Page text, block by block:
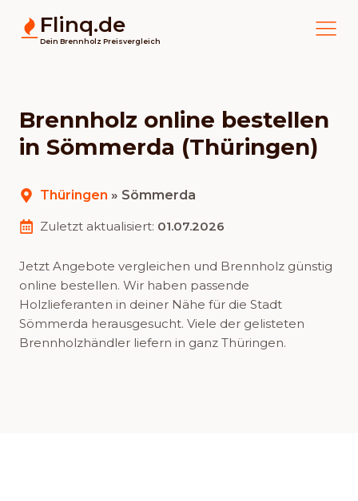
Flinq.de
Dein Brennholz Preisvergleich
Brennholz online bestellen
in Sömmerda (Thüringen)
Thüringen » Sömmerda
Zuletzt aktualisiert: 01.07.2026
Jetzt Angebote vergleichen und Brennholz günstig
online bestellen. Wir haben passende
Holzlieferanten in deiner Nähe für die Stadt
Sömmerda herausgesucht. Viele der gelisteten
Brennholzhändler liefern in ganz Thüringen.